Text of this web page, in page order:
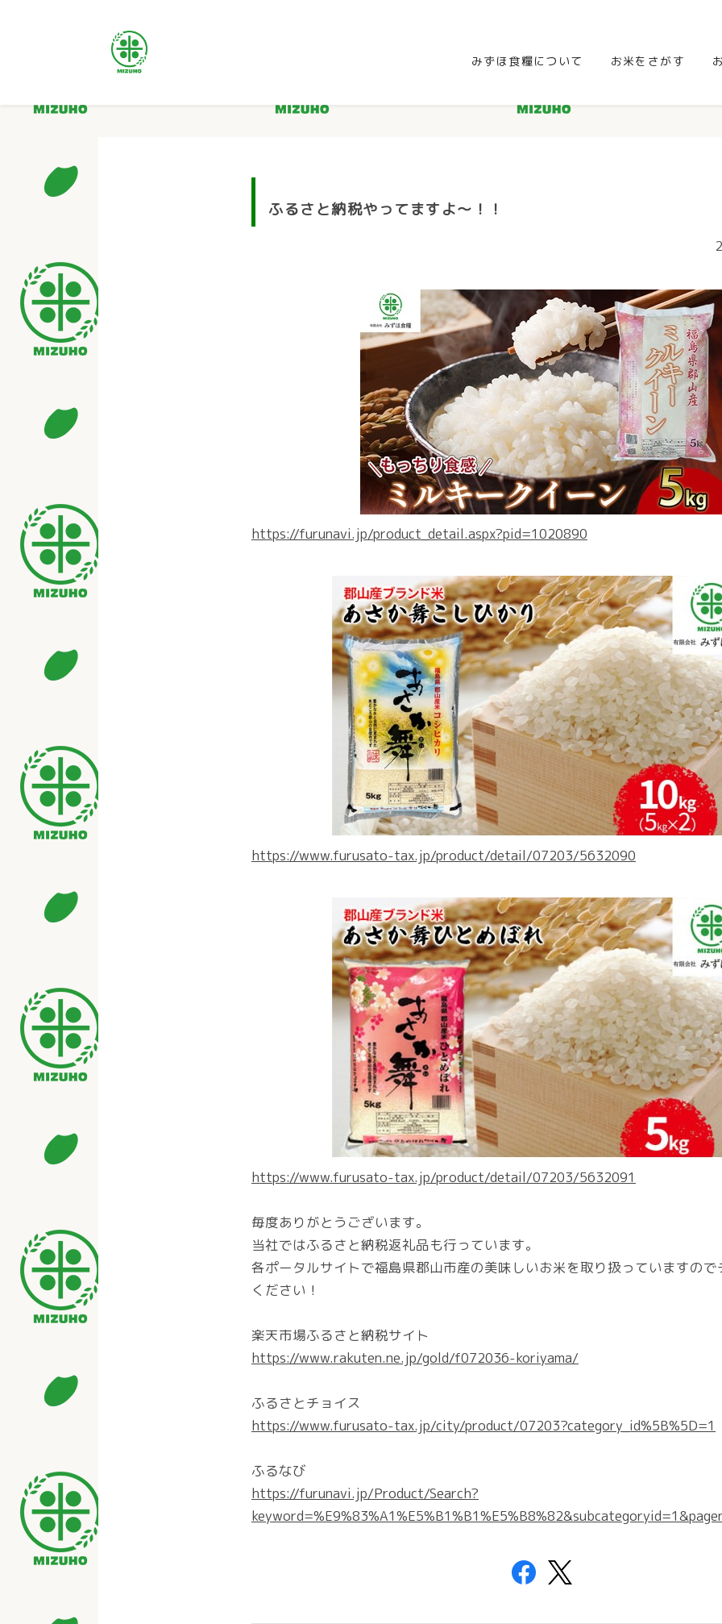
みずほ食糧について お米をさがす
ふるさと納税やってますよ～！！
https://furunavi.jp/product_detail.aspx?pid=1020890
https://www.furusato-tax.jp/product/detail/07203/5632090
https://www.furusato-tax.jp/product/detail/07203/5632091
毎度ありがとうございます。
当社ではふるさと納税返礼品も行っています。
各ポータルサイトで福島県郡山市産の美味しいお米を取り扱っていますの
ください！
楽天市場ふるさと納税サイト
https://www.rakuten.ne.jp/gold/f072036-koriyama/
ふるさとチョイス
https://www.furusato-tax.jp/city/product/07203?category_id%5B%5D=1
ふるなび
https://furunavi.jp/Product/Search?